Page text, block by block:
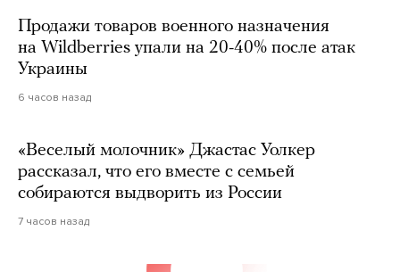
Продажи товаров военного назначения
на Wildberries упали на 20-40% после атак
Украины
6 часов назад
«Веселый молочник» Джастас Уолкер
рассказал, что его вместе с семьей
собираются выдворить из России
7 часов назад